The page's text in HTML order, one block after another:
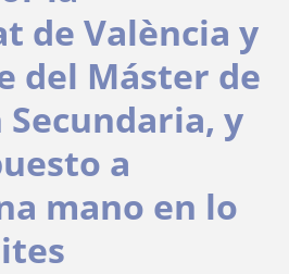
de València y
del Máster de
Secundaria, y
a
mano en lo